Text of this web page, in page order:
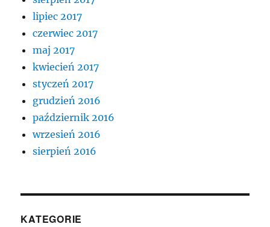
lipiec 2017
czerwiec 2017
maj 2017
kwiecień 2017
styczeń 2017
grudzień 2016
październik 2016
wrzesień 2016
sierpień 2016
KATEGORIE